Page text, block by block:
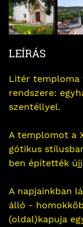
LEÍRÁS
Litér temploma
rendszere:
szentéllyel.
A templomot a
gótikus
ben építették
A napjainkban
álló -
(oldal)kapuja